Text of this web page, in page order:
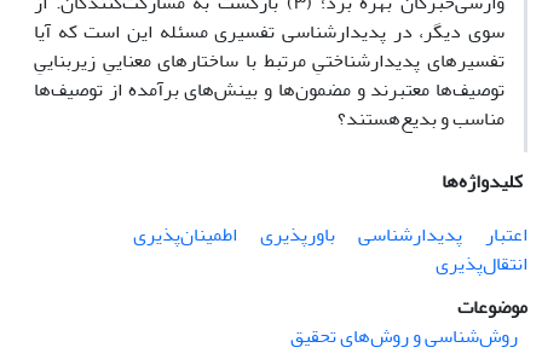
سوی ‌دیگر، در پدیدارشناسی تفسیری مسئله این است که آیا
تفسیرهای پدیدارشناختی‌ِ مرتبط با ساختارهای معناییِ زیربناییِ
توصیف‌ها معتبرند و مضمون‌ها و بینش‌های برآمده از توصیف‌ها
مناسب و بدیع‌هستند؟
کلیدواژه‌ها
اعتبار
پدیدار‌شناسی باورپذیری
اطمینان‌پذیری
انتقال‌پذیری
موضوعات
روش‌شناسی و روش‌های تحقیق